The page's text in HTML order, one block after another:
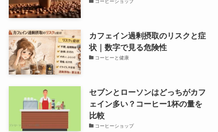
コーヒーショップ
カフェイン過剰摂取のリスクと症
状｜数字で見る危険性
コーヒーと健康
セブンとローソンはどっちがカフ
ェイン多い？コーヒー1杯の量を
比較
コーヒーショップ